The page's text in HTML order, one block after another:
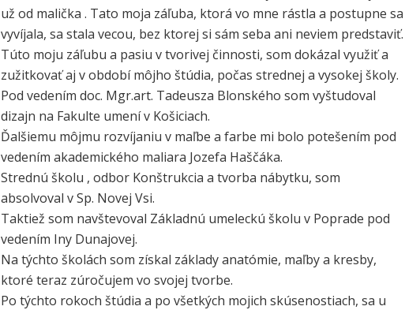
už od malička . Tato moja záľuba, ktorá vo mne rástla a postupne sa
vyvíjala, sa stala vecou, bez ktorej si sám seba ani neviem predstaviť.
Túto moju záľubu a pasiu v tvorivej činnosti, som dokázal využiť a
zužitkovať aj v období môjho štúdia, počas strednej a vysokej školy.
Pod vedením doc. Mgr.art. Tadeusza Blonského som vyštudoval
dizajn na Fakulte umení v Košiciach.
Ďalšiemu môjmu rozvíjaniu v maľbe a farbe mi bolo potešením pod
vedením akademického maliara Jozefa Haščáka.
Strednú školu , odbor Konštrukcia a tvorba nábytku, som
absolvoval v Sp. Novej Vsi.
Taktiež som navštevoval Základnú umeleckú školu v Poprade pod
vedením Iny Dunajovej.
Na týchto školách som získal základy anatómie, maľby a kresby,
ktoré teraz zúročujem vo svojej tvorbe.
Po týchto rokoch štúdia a po všetkých mojich skúsenostiach, sa u